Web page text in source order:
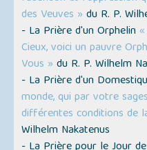
des Veuves » du R. P.
- La Prière d'un Orphelin
Cieux, voici un pauvre
Vous » du R. P. Wilhelm
- La Prière d'un
monde, qui par votre
différentes conditions de
Wilhelm Nakatenus